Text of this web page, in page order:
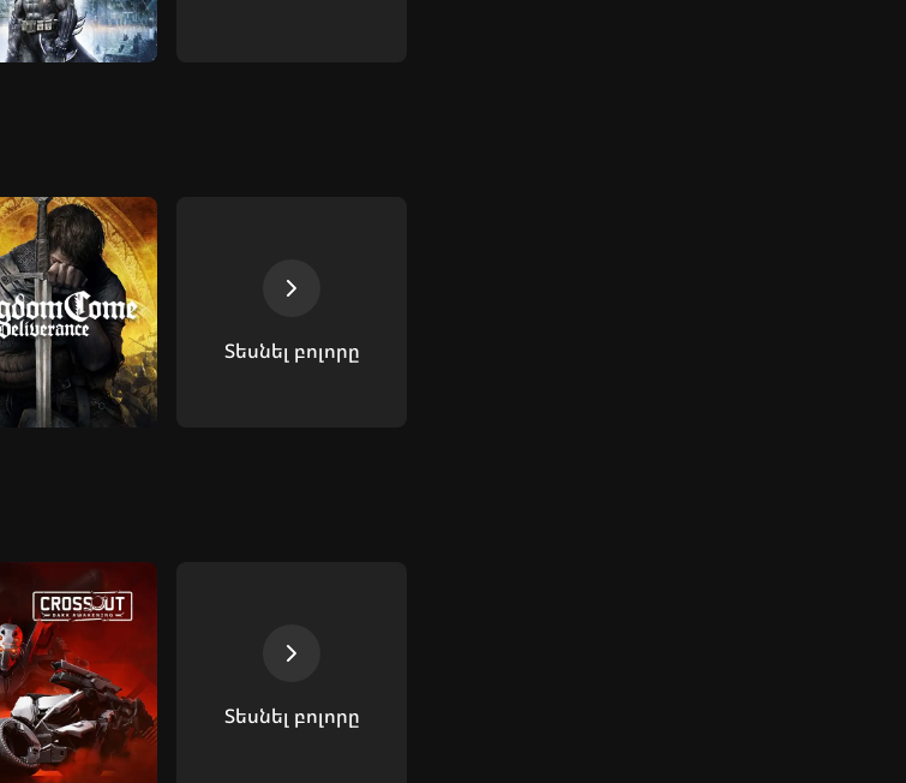
Տեսնել բոլորը
Տեսնել բոլորը